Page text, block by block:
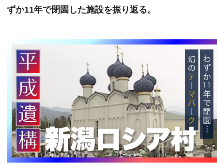
ずか11年で閉園した施設を振り返る。